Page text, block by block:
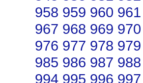
958 959 960 961
967 968 969 970
976 977 978 979
985 986 987 988
994 995 996 997